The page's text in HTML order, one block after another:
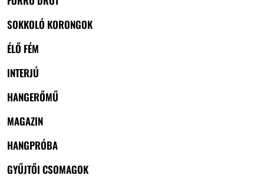
SOKKOLÓ KORONGOK
ÉLŐ FÉM
INTERJÚ
HANGERŐMŰ
MAGAZIN
HANGPRÓBA
GYŰJTŐI CSOMAGOK